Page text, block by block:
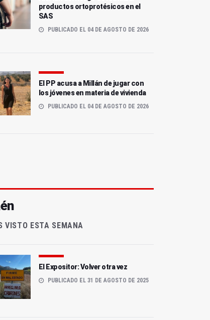
productos ortoprotésicos en el
SAS
PUBLICADO EL 04 DE AGOSTO DE 2026
El PP acusa a Millán de jugar con
los jóvenes en materia de vivienda
PUBLICADO EL 04 DE AGOSTO DE 2026
VISTO ESTA SEMANA
El Expositor: Volver otra vez
PUBLICADO EL 31 DE AGOSTO DE 2025